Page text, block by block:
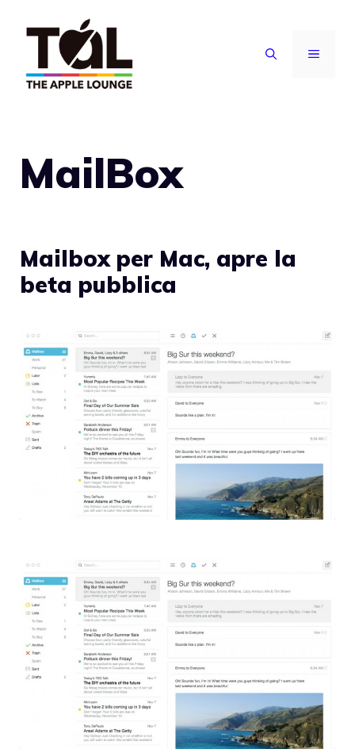
contenuto
MENU
MailBox
Mailbox per Mac, apre la
beta pubblica